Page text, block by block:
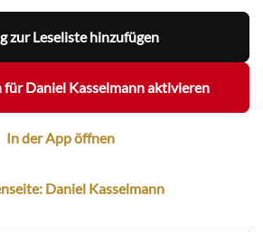
zur Leseliste hinzufügen
für Daniel Kasselmann aktivieren
In der App öffnen
Daniel Kasselmann